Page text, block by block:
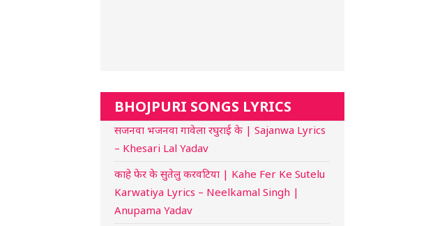
BHOJPURI SONGS LYRICS
सजनवा भजनवा गावेला रघुराई के | Sajanwa Lyrics
– Khesari Lal Yadav
काहे फेर के सुतेलु करवटिया | Kahe Fer Ke Sutelu
Karwatiya Lyrics – Neelkamal Singh |
Anupama Yadav